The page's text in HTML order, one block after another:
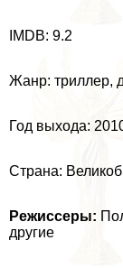
IMDB: 9.2
Жанр: триллер,
Год выхода:
Страна:
Режиссеры:
другие